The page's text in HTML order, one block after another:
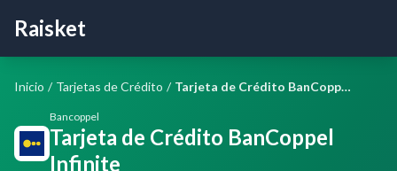
Raisket
Inicio / Tarjetas de Crédito / Tarjeta de Crédito BanCoppel Infinite
Bancoppel
Tarjeta de Crédito BanCoppel
Infinite